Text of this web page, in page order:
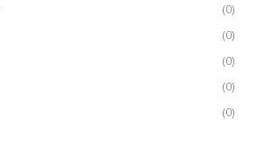
(0)
(0)
(0)
(0)
(0)